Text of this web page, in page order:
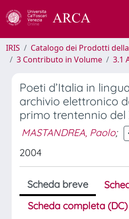
IRIS
Catalogo dei Prodotti
3 Contributo in Volume
3.1
Poeti d’Italia in
archivio elettronico
primo trentennio del
MASTANDREA, Paolo;
2004
Scheda breve
Scheda completa (DC)